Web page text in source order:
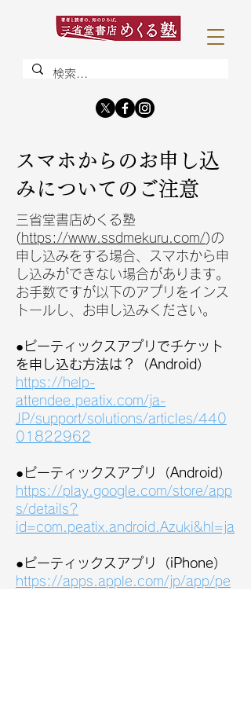
スマホからのお申し込
みについてのご注意
三省堂書店めくる塾
(https://www.ssdmekuru.com/)の
申し込みをする場合、スマホから申
し込みができない場合があります。
お手数ですが以下のアプリをインス
トールし、お申し込みください。
●ピーティックスアプリでチケット
を申し込む方法は？（Android）
https://help-
attendee.peatix.com/ja-
JP/support/solutions/articles/440
01822962
●ピーティックスアプリ（Android）
https://play.google.com/store/app
s/details?
id=com.peatix.android.Azuki&hl=ja
●ピーティックスアプリ（iPhone）
https://apps.apple.com/jp/app/pe